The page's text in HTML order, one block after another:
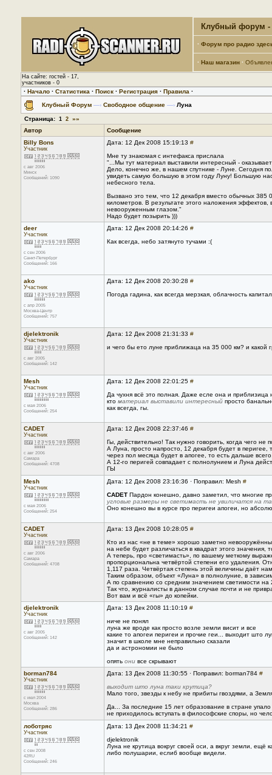
Клубный форум -
· Форум про радио
· Наш магазин ·
На сайте: гостей - 17,
участников - 0
· Начало · Статистика · Поиск · Регистрация · Правила ·
Клубный Форум —› Свободное общение —› Луна
Страница: 1 2 »»
Автор
Сообщение
Billy Bons
Участник
с авг 2006
Минск
Сообщений: 1090
Дата: 12 Дек 2008 15:19:13 #
Мне ту знакомая с интефакса прислала
"...Мы тут материал выставили интересный -
Дело, конечно же, в нашем спутнике - Луне. Сегодня
увидеть самую большую в этом году Луну! Большую
небесного тела.
Вызвано это тем, что 12 декабря вместо обычных 385
километров. В результате этого наложения
невооруженным глазом."
Надо будет позырить )))
deer
Участник
с сен 2006
Санкт-Петербург
Сообщений: 166
Дата: 12 Дек 2008 20:14:26 #
Как всегда, небо затянуто тучами :(
ako
Участник
с апр 2005
Москва-Центр
Сообщений: 757
Дата: 12 Дек 2008 20:30:28 #
Погода гадина, как всегда мерзкая, облачность
djelektronik
Участник
с авг 2005
Сообщений: 142
Дата: 12 Дек 2008 21:31:33 #
и чего бы ето луне приближаца на 35 000 км? и какой
Mesh
Участник
с мая 2006
Сообщений: 254
Дата: 12 Дек 2008 22:01:25 #
Да чухня всё это полная. Даже есле она и
кто материал выставили интересный просто
как всегда, гы.
CADET
Участник
с авг 2006
Самара
Сообщений: 4708
Дата: 12 Дек 2008 22:37:46 #
Гы, действительно! Так нужно говорить, когда чего
А Луна, просто напросто, 12 декабря будет в
через пол месяца будет в апогее, то есть дальше
А 12-го перигей совпадает с полнолунием и Луна
ГЫ
Mesh
Участник
с мая 2006
Сообщений: 254
Дата: 12 Дек 2008 23:16:36 · Поправил: Mesh #
CADET Пардон конешно, давно заметил, что многие
угловые размеры не светимасть не увиличатся на
Оно конешно вы в курсе про перигеи апогеи, но
CADET
Участник
с авг 2006
Самара
Сообщений: 4708
Дата: 13 Дек 2008 10:28:05 #
Кто из нас «не в теме» хорошо заметно
на небе будет различаться в квадрат этого значения,
А теперь, про «светимасть», по вашему меткому
пропорциональна четвёртой степени его удаления.
1,117 раза. Четвёртая степень этой величины даёт
Таким образом, объект «Луна» в полнолуние, в
А по сравнению со средним значением светимости на
Так что, журналисты в данном случае почти и не
Вот вам и всё «гы» до копейки.
djelektronik
Участник
с авг 2005
Сообщений: 142
Дата: 13 Дек 2008 11:10:19 #
ниче не понял
луна же вроде как просто возле земли висит и все
какие то апогеи перигеи и прочие геи... выходит што
значит в школе мне неправильно сказали
да и астрономии не было
опять они все скрывают
borman784
Участник
с июл 2004
Москва
Сообщений: 286
Дата: 13 Дек 2008 11:30:55 · Поправил: borman784 #
выходит што луна таки крутица?
Мало того, звезды к небу не прибиты гвоздями, а
Да... За последние 15 лет образование в стране
не приходилось вступать в философские споры, но
лоботряс
Участник
с сен 2008
42RU
Сообщений: 246
Дата: 13 Дек 2008 11:34:21 #
djelektronik
Луна не крутица вокруг своей оси, а вкруг земли,
либо полушарии, еслиб вообще видели.